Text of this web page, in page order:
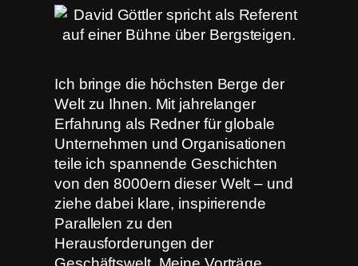
Ich bringe die höchsten Berge der
Welt zu Ihnen. Mit jahrelanger
Erfahrung als Redner für globale
Unternehmen und Organisationen
teile ich spannende Geschichten
von den 8000ern dieser Welt – und
ziehe dabei klare, inspirierende
Parallelen zu den
Herausforderungen der